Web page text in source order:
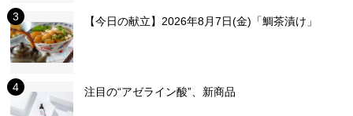
【今日の献立】2026年8月7日(金)「鯛茶漬け」
注目の“アゼライン酸”、新商品